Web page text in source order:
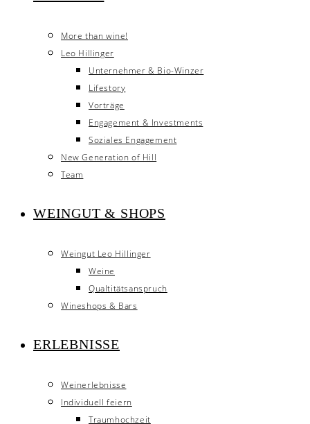
More than wine!
Leo Hillinger
Unternehmer & Bio-Winzer
Lifestory
Vorträge
Engagement & Investments
Soziales Engagement
New Generation of Hill
Team
WEINGUT & SHOPS
Weingut Leo Hillinger
Weine
Qualtitätsanspruch
Wineshops & Bars
ERLEBNISSE
Weinerlebnisse
Individuell feiern
Traumhochzeit